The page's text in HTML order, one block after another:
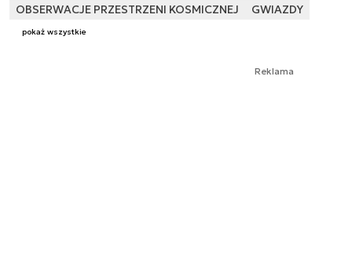
OBSERWACJE PRZESTRZENI KOSMICZNEJ
GWIAZDY
pokaż wszystkie
Reklama